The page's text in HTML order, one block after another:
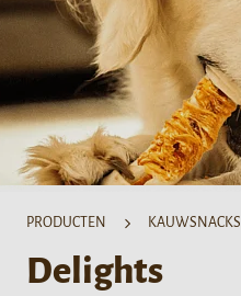
PRODUCTEN KAUWSNACKS
Delights